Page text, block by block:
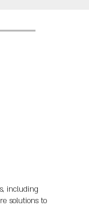
including
solutions to